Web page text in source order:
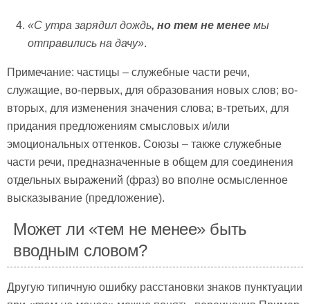
«С утра зарядил дождь, но тем не менее мы
отправились на дачу».
Примечание: частицы – служебные части речи,
служащие, во-первых, для образования новых слов; во-
вторых, для изменения значения слова; в-третьих, для
придания предложениям смысловых и/или
эмоциональных оттенков. Союзы – также служебные
части речи, предназначенные в общем для соединения
отдельных выражений (фраз) во вполне осмысленное
высказывание (предложение).
Может ли «тем не менее» быть
вводным словом?
Другую типичную ошибку расстановки знаков пунктуации